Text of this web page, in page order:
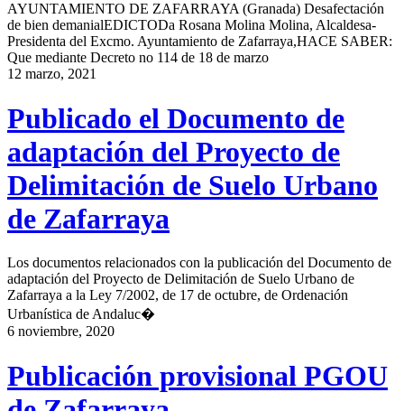
AYUNTAMIENTO DE ZAFARRAYA (Granada) Desafectación
de bien demanialEDICTODa Rosana Molina Molina, Alcaldesa-
Presidenta del Excmo. Ayuntamiento de Zafarraya,HACE SABER:
Que mediante Decreto no 114 de 18 de marzo
12 marzo, 2021
Publicado el Documento de
adaptación del Proyecto de
Delimitación de Suelo Urbano
de Zafarraya
Los documentos relacionados con la publicación del Documento de
adaptación del Proyecto de Delimitación de Suelo Urbano de
Zafarraya a la Ley 7/2002, de 17 de octubre, de Ordenación
Urbanística de Andaluc�
6 noviembre, 2020
Publicación provisional PGOU